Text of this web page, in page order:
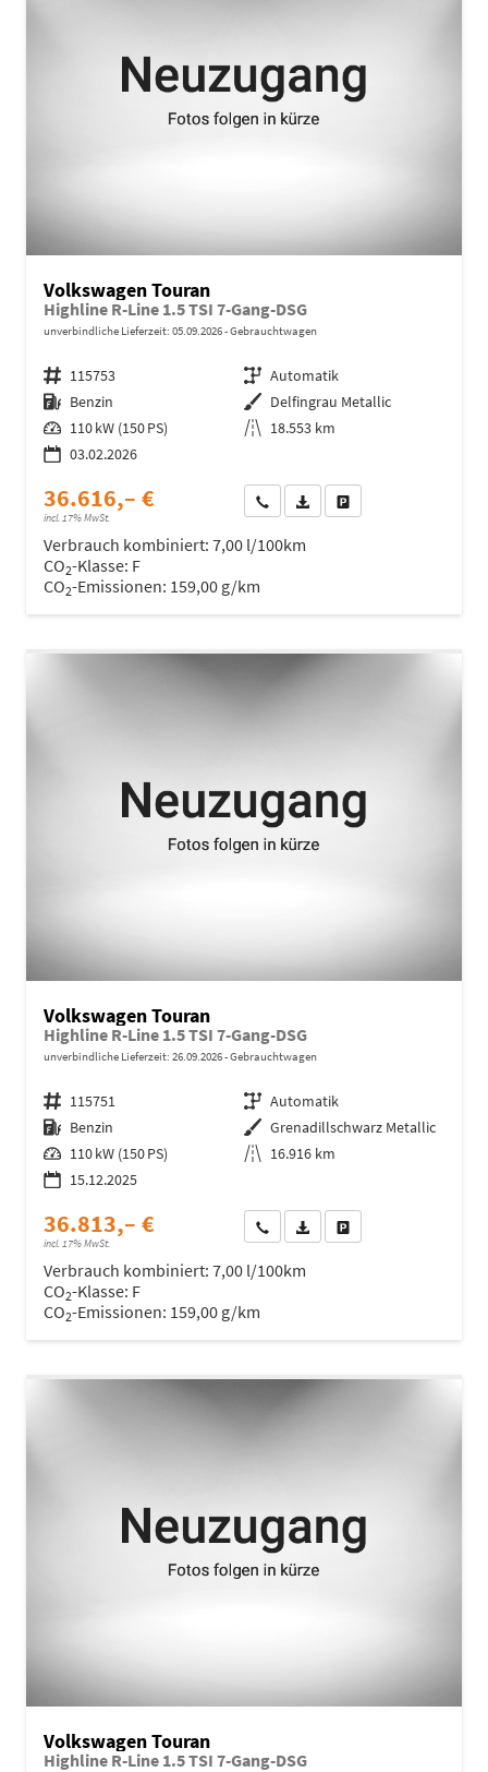
Volkswagen Touran
Highline R-Line 1.5 TSI 7-Gang-DSG
unverbindliche Lieferzeit: 05.09.2026 Gebrauchtwagen
Fahrzeugnr. 115753 Getriebe Automatik
Kraftstoff Benzin Außenfarbe Delfingrau Metallic
Leistung 110 kW (150 PS) Kilometerstand 18.553 km
03.02.2026
36.616,– €
incl. 17% MwSt.
Wir rufen Sie anFahrzeugexposé (PDF)
Verbrauch kombiniert: 7,00 l/100km
CO2-Klasse: F
CO2-Emissionen: 159,00 g/km
Volkswagen Touran
Highline R-Line 1.5 TSI 7-Gang-DSG
unverbindliche Lieferzeit: 26.09.2026 Gebrauchtwagen
Fahrzeugnr. 115751 Getriebe Automatik
Kraftstoff Benzin Außenfarbe Grenadillschwarz Metallic
Leistung 110 kW (150 PS) Kilometerstand 16.916 km
15.12.2025
36.813,– €
incl. 17% MwSt.
Wir rufen Sie anFahrzeugexposé (PDF)
Verbrauch kombiniert: 7,00 l/100km
CO2-Klasse: F
CO2-Emissionen: 159,00 g/km
Volkswagen Touran
Highline R-Line 1.5 TSI 7-Gang-DSG